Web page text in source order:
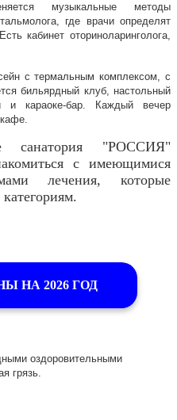
музыкальные методы
где врачи определят
кабинет оториноларинголога,
с термальным комплексом, с
бильярдный клуб, настольный
и караоке-бар. Каждый вечер
санатория "РОССИЯ"
с имеющимися
лечения, которые
НА 2026 ГОД
оздоровительными
грязь.